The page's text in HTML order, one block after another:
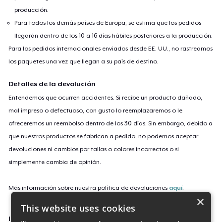
producción.
Para todos los demás países de Europa, se estima que los pedidos
llegarán dentro de los 10 a 16 días hábiles posteriores a la producción.
Para los pedidos internacionales enviados desde EE. UU., no rastreamos
los paquetes una vez que llegan a su país de destino.
Detalles de la devolución
Entendemos que ocurren accidentes. Si recibe un producto dañado,
mal impreso o defectuoso, con gusto lo reemplazaremos o le
ofreceremos un reembolso dentro de los 30 días. Sin embargo, debido a
que nuestros productos se fabrican a pedido, no podemos aceptar
devoluciones ni cambios por tallas o colores incorrectos o si
simplemente cambia de opinión.
Más información sobre nuestra política de devoluciones aquí.
ID de campaña
×
This website uses cookies